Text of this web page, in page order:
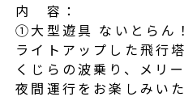
内 容：
①大型遊具 ないとらん！
ライトアップした飛行
くじらの波乗り、メリ
夜間運行をお楽しみいた